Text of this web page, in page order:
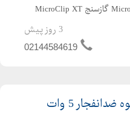
MicroClip XT گازسنج MicroClip XT
پرتابل و صنعتی برای پایش
همزمان ۴ گاز خطرناک در محیطهای
3 روز پیش
02144584619
چراغ قوه ضدانفجار 5 وات